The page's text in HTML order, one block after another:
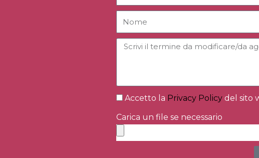
Accetto la Privacy Policy del sito
Carica un file se necessario